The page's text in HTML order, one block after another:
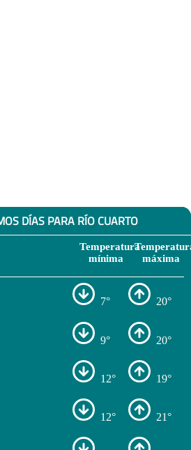
DÍAS PARA RÍO CUARTO
Temperatura
mínima
máxima
7° 20°
9° 20°
12° 19°
12° 21°